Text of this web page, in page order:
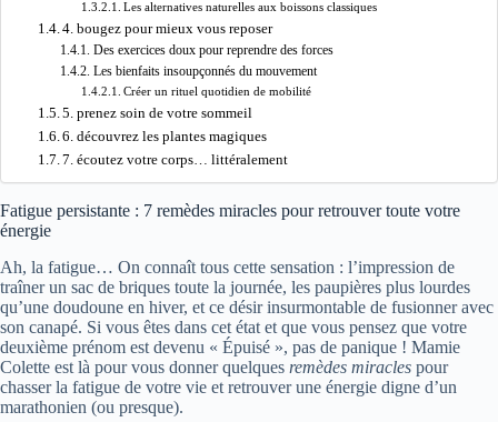
Les alternatives naturelles aux boissons classiques
4. bougez pour mieux vous reposer
Des exercices doux pour reprendre des forces
Les bienfaits insoupçonnés du mouvement
Créer un rituel quotidien de mobilité
5. prenez soin de votre sommeil
6. découvrez les plantes magiques
7. écoutez votre corps… littéralement
Fatigue persistante : 7 remèdes miracles pour retrouver toute votre
énergie
Ah, la fatigue… On connaît tous cette sensation : l’impression de
traîner un sac de briques toute la journée, les paupières plus lourdes
qu’une doudoune en hiver, et ce désir insurmontable de fusionner avec
son canapé. Si vous êtes dans cet état et que vous pensez que votre
deuxième prénom est devenu « Épuisé », pas de panique ! Mamie
Colette est là pour vous donner quelques remèdes miracles pour
chasser la fatigue de votre vie et retrouver une énergie digne d’un
marathonien (ou presque).